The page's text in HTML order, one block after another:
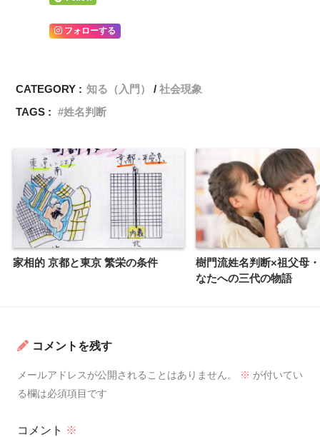
フォローする
CATEGORY : 知る（入門）
社会現象
TAGS :
姓名判断
家相的 京都と東京 繁栄の条件
樹門流姓名判断×祖父母
なたへの三代の物語
コメントを残す
メールアドレスが公開されることはありません。 ※ が付いてい
る欄は必須項目です
コメント ※